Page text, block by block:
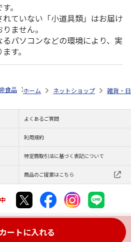
。
ていない「小道具類」はお届け
ません。
パソコンなどの環境により、実
す。
カートに入れる
食品 実印・銀行印（認印） 「アナと
ホーム ネットショップ 雑貨・
よくあるご質問
利用規約
特定商取引法に基づく表記について
商品のご提案はこちら